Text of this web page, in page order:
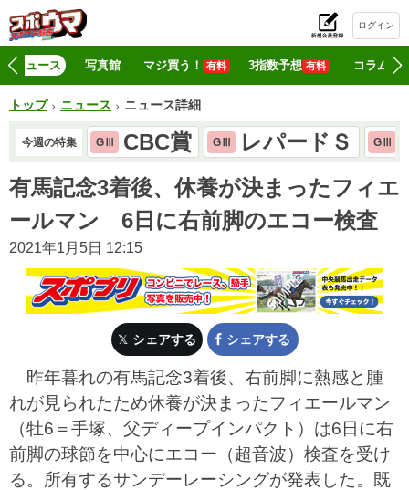
ログイン
ニュース 写真館 マジ買う！ 有料 3指数予想 有料 コラム
トップ ニュース ニュース詳細
今週の特集 GⅢ CBC賞 GⅢ レパードＳ GⅢ
有馬記念3着後、休養が決まったフィエ
ールマン 6日に右前脚のエコー検査
2021年1月5日 12:15
シェアする シェアする
昨年暮れの有馬記念3着後、右前脚に熱感と腫
れが見られたため休養が決まったフィエールマン
（牡6＝手塚、父ディープインパクト）は6日に右
前脚の球節を中心にエコー（超音波）検査を受け
る。所有するサンデーレーシングが発表した。既